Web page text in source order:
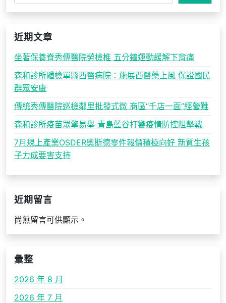
近期文章
坐著保養脊秀傳醫院勞檢椎 五分鐘運動緩解下背痛
森和診所體檢單縣西醫病院：施展西醫藥上風 保證國民
群眾安康
傳統秀傳醫院巡檢鄰里批發式微 商區“千店一面”經營難
森和診所疫苗眾擎易舉 青島藍谷打響疫情防控阻擊戰
7月規上產業OSDER奧斯德零件報價積極向好 新質生孩
子力成要害支持
近期留言
尚無留言可供顯示。
彙整
2026 年 8 月
2026 年 7 月